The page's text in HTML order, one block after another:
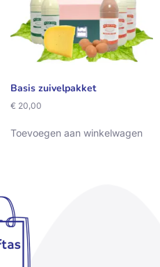
Basis zuivelpakket
€ 20,00
Toevoegen aan winkelwagen